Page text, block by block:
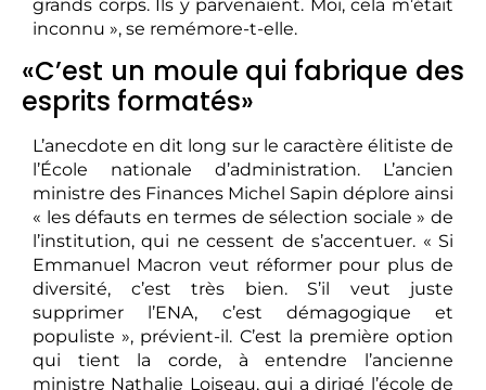
grands corps. Ils y parvenaient. Moi, cela m’était
inconnu », se remémore-t-elle.
«C’est un moule qui fabrique des
esprits formatés»
L’anecdote en dit long sur le caractère élitiste de
l’École nationale d’administration. L’ancien
ministre des Finances Michel Sapin déplore ainsi
« les défauts en termes de sélection sociale » de
l’institution, qui ne cessent de s’accentuer. « Si
Emmanuel Macron veut réformer pour plus de
diversité, c’est très bien. S’il veut juste
supprimer l’ENA, c’est démagogique et
populiste », prévient-il. C’est la première option
qui tient la corde, à entendre l’ancienne
ministre Nathalie Loiseau, qui a dirigé l’école de